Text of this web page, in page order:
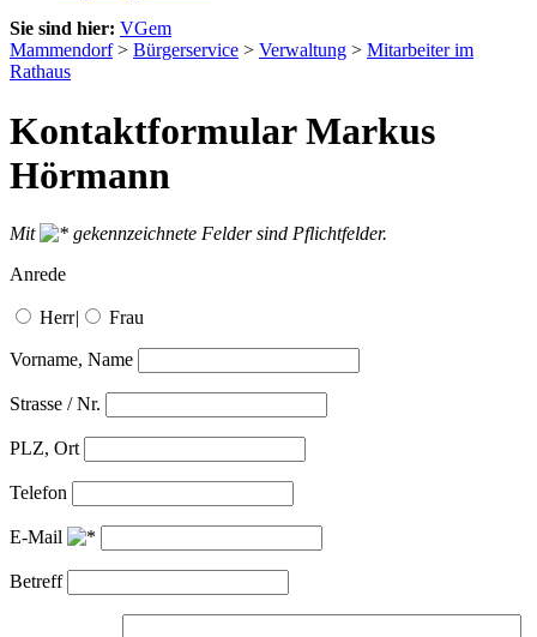
Sie sind hier: VGem
Mammendorf> Bürgerservice > Verwaltung > Mitarbeiter im
Rathaus
Kontaktformular Markus
Hörmann
Mit
gekennzeichnete Felder sind Pflichtfelder.
Anrede
Herr| Frau
Vorname, Name
Strasse / Nr.
PLZ, Ort
Telefon
E-Mail
Betreff